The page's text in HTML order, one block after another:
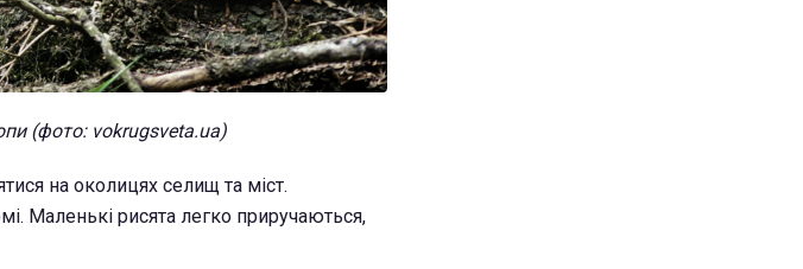
(фото: vokrugsveta.ua)
на околицях селищ та міст.
Маленькі рисята легко приручаються,